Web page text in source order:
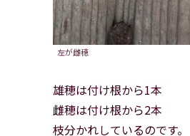
左が雌穂
雄穂は付け根から1本
雌穂は付け根から2本
枝分かれしているのです。